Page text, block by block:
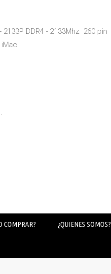
2133P DDR4 - 2133Mhz 260 pin
COMPRAR? ¿QUIENES SOMOS?